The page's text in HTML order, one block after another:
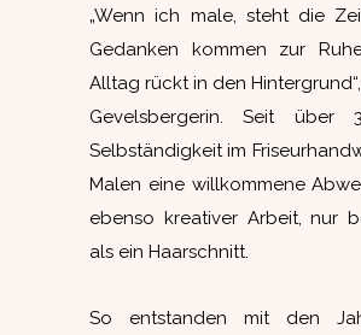
„Wenn ich male, steht die
Gedanken kommen zur
Alltag rückt in den
Gevelsbergerin. Seit über
Selbständigkeit im
Malen eine willkommene
ebenso kreativer Arbeit, nur
als ein Haarschnitt.
So entstanden mit den